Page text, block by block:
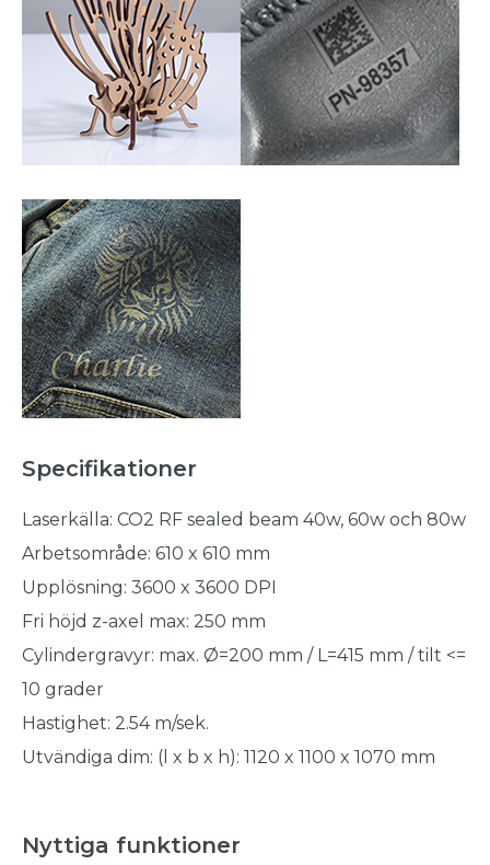
Specifikationer
Laserkälla: CO2 RF sealed beam 40w, 60w och 80w
Arbetsområde: 610 x 610 mm
Upplösning: 3600 x 3600 DPI
Fri höjd z-axel max: 250 mm
Cylindergravyr: max. Ø=200 mm / L=415 mm / tilt <=
10 grader
Hastighet: 2.54 m/sek.
Utvändiga dim: (l x b x h): 1120 x 1100 x 1070 mm
Nyttiga funktioner